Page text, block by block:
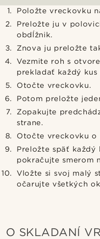
Položte vreckovku
Preložte ju v
obdĺžnik.
Znova ju preložte
Vezmite roh s
prekladať každý
Otočte vreckovku.
Potom preložte
Zopakujte
strane.
Otočte vreckovku o
Preložte späť každý
pokračujte smerom
Vložte si svoj malý
očarujte všetkých
O SKLADANÍ